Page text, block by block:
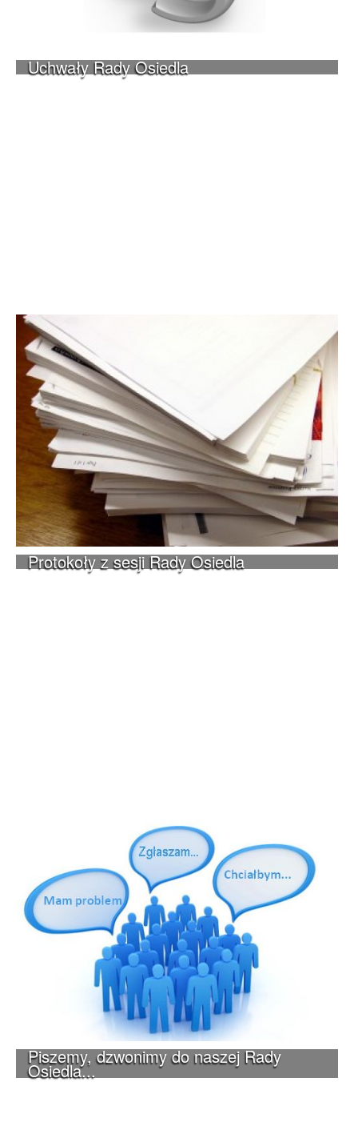
Uchwały Rady Osiedla
Protokoły z sesji Rady Osiedla
Piszemy, dzwonimy do naszej Rady
Osiedla...